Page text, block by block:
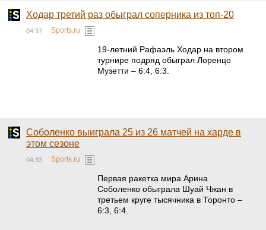
Ходар третий раз обыграл соперника из топ-20
04:37 Sports.ru
19-летний Рафаэль Ходар на втором
турнире подряд обыграл Лоренцо
Музетти – 6:4, 6:3.
Соболенко выиграла 25 из 26 матчей на харде в
этом сезоне
04:33 Sports.ru
Первая ракетка мира Арина
Соболенко обыграла Шуай Чжан в
третьем круге тысячника в Торонто –
6:3, 6:4.